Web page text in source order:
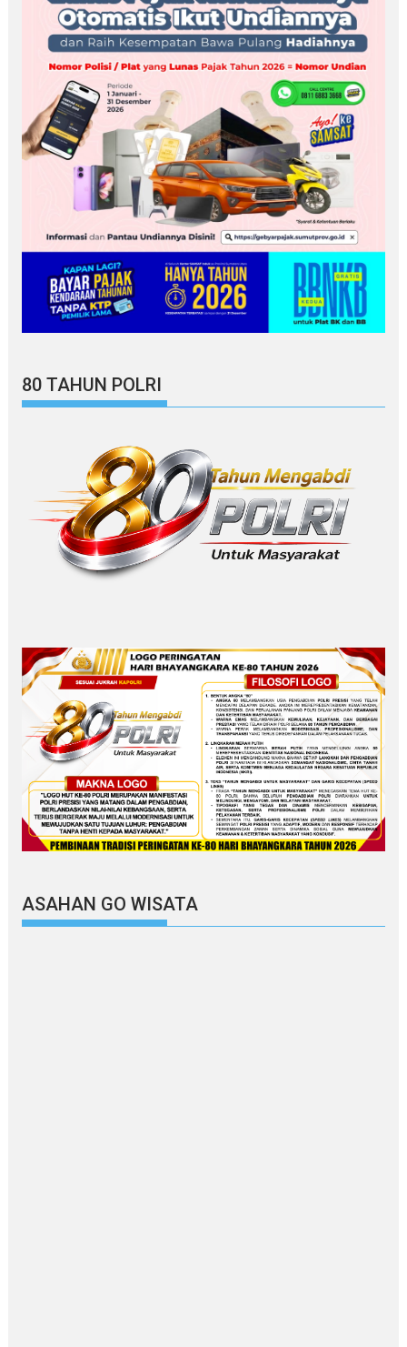
80 TAHUN POLRI
ASAHAN GO WISATA